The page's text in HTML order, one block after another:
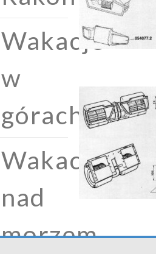
Wakacje
w
górach
Wakacje
nad
morzem